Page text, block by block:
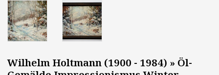
Wilhelm Holtmann (1900 - 1984) » Öl-